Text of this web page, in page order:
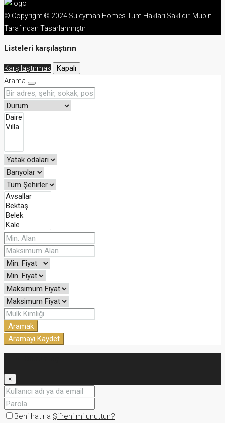
© Copyright © 2024 Süleyman Homes Tüm Hakları Saklıdır. Mübin
Tarafından Tasarlanmıştır
Listeleri karşılaştırın
Karşılaştırmak
Kapalı
Arama
Aramak
Aramayı Kaydet
×
Beni hatırla Şifreni mi unuttun?